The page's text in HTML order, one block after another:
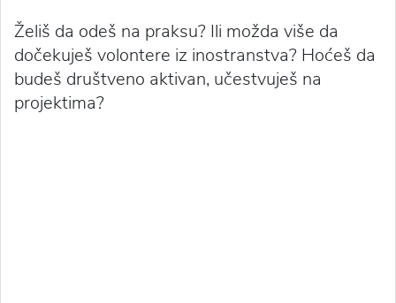
Želiš da odeš na praksu? Ili možda više da
dočekuješ volontere iz inostranstva? Hoćeš da
budeš društveno aktivan, učestvuješ na
projektima?